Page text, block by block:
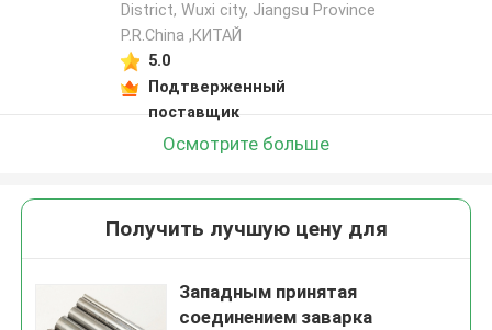
District, Wuxi city, Jiangsu Province
P.R.China ,КИТАЙ
5.0
Подтверженный
поставщик
Осмотрите больше
Получить лучшую цену для
Западным принятая
соединением заварка